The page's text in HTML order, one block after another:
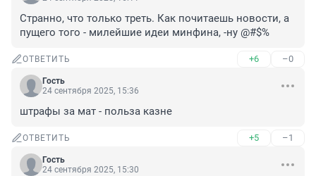
Странно, что только треть. Как почитаешь новости, а
пущего того - милейшие идеи минфина, -ну @#$%
ОТВЕТИТЬ +6 –0
Гость
24 сентября 2025, 15:36
штрафы за мат - польза казне
ОТВЕТИТЬ +5 –1
Гость
24 сентября 2025, 15:30